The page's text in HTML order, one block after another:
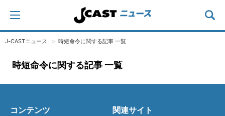
J-CASTニュース 時短命令に関する記事 一覧
時短命令に関する記事 一覧
コンテンツ 関連サイト